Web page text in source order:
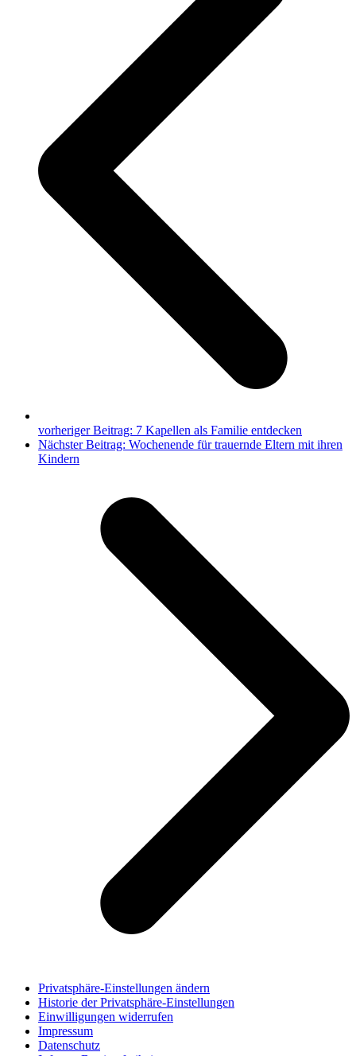
vorheriger Beitrag: 7 Kapellen als Familie entdecken
Nächster Beitrag: Wochenende für trauernde Eltern mit ihren
Kindern
Privatsphäre-Einstellungen ändern
Historie der Privatsphäre-Einstellungen
Einwilligungen widerrufen
Impressum
Datenschutz